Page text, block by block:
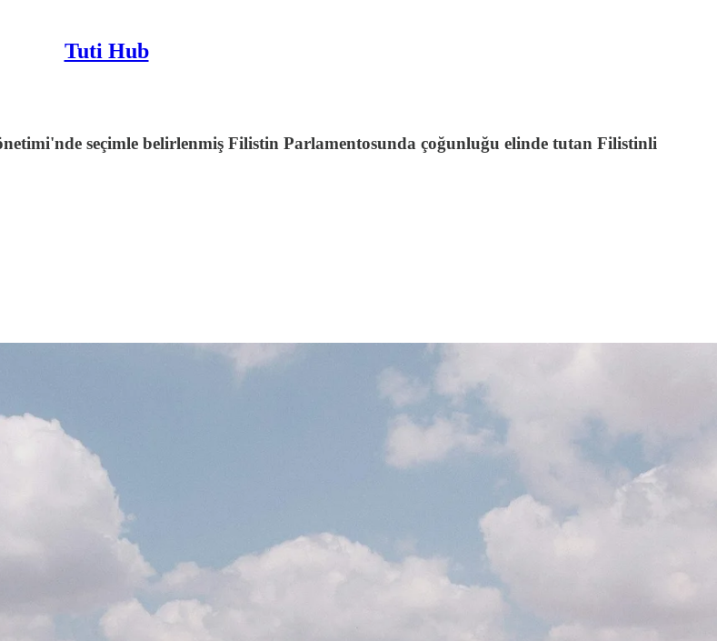
Tuti Hub
seçimle belirlenmiş Filistin Parlamentosunda çoğunluğu elinde tutan Filistinli